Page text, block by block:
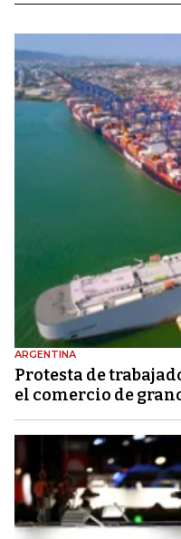
ARGENTINA
Protesta de
el comercio de